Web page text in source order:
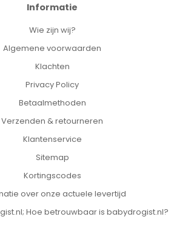
Informatie
Wie zijn wij?
Algemene voorwaarden
Klachten
Privacy Policy
Betaalmethoden
Verzenden & retourneren
Klantenservice
Sitemap
Kortingscodes
over onze actuele levertijd
Hoe betrouwbaar is babydrogist.nl?